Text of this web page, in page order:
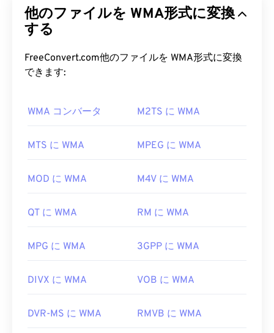
ル形式を開発しました。WMAはオーディオコーデ
ックであると同時にオーディオ形式でもあります。
、WMA Lossless、WMA Voiceといったいくつか
のバージョンがアップデートされています。WMA
ればいいですか?
Windows Media PlayerはWindows Media
ポーネントとしてWMAファイルをサポートしてお
のプログラムとして使用されます。しかし、比較的
ラムもこのファイル形式をサポートしています。
く使用されます。
には、VLCメディアプレーヤーやUltraMixer
他のファイルを WMA形式に変換
する
FreeConvert.com他のファイルを WMA形式に変換
できます:
WMA コンバータ M2TS に WMA
MTS に WMA MPEG に WMA
MOD に WMA M4V に WMA
QT に WMA RM に WMA
MPG に WMA 3GPP に WMA
DIVX に WMA VOB に WMA
DVR-MS に WMA RMVB に WMA